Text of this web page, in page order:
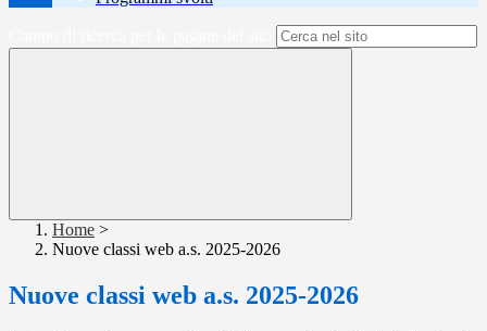
Home >
Nuove classi web a.s. 2025-2026
Nuove classi web a.s. 2025-2026